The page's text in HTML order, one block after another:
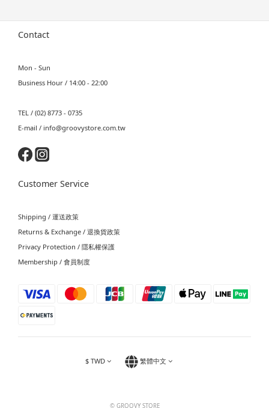
Contact
Mon - Sun
Business Hour / 14:00 - 22:00
TEL / (02) 8773 - 0735
E-mail / info@groovystore.com.tw
Customer Service
Shipping / 運送政策
Returns & Exchange / 退換貨政策
Privacy Protection / 隱私權保護
Membership / 會員制度
$ TWD 繁體中文
© GROOVY STORE